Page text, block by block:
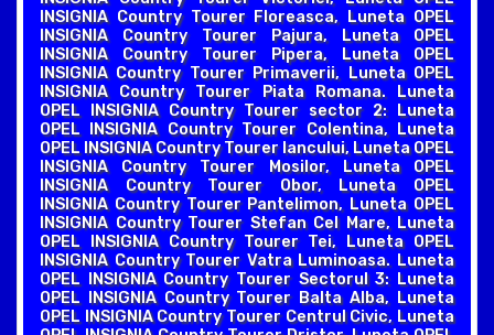
INSIGNIA Country Tourer Floreasca, Luneta OPEL
INSIGNIA Country Tourer Pajura, Luneta OPEL
INSIGNIA Country Tourer Pipera, Luneta OPEL
INSIGNIA Country Tourer Primaverii, Luneta OPEL
INSIGNIA Country Tourer Piata Romana. Luneta
OPEL INSIGNIA Country Tourer sector 2: Luneta
OPEL INSIGNIA Country Tourer Colentina, Luneta
OPEL INSIGNIA Country Tourer Iancului, Luneta OPEL
INSIGNIA Country Tourer Mosilor, Luneta OPEL
INSIGNIA Country Tourer Obor, Luneta OPEL
INSIGNIA Country Tourer Pantelimon, Luneta OPEL
INSIGNIA Country Tourer Stefan Cel Mare, Luneta
OPEL INSIGNIA Country Tourer Tei, Luneta OPEL
INSIGNIA Country Tourer Vatra Luminoasa. Luneta
OPEL INSIGNIA Country Tourer Sectorul 3: Luneta
OPEL INSIGNIA Country Tourer Balta Alba, Luneta
OPEL INSIGNIA Country Tourer Centrul Civic, Luneta